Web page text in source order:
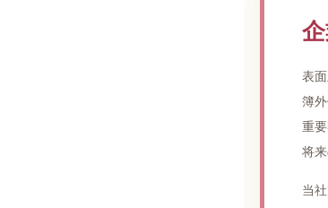
表
簿
重
将
当